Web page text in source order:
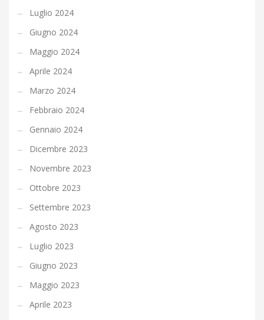
Luglio 2024
Giugno 2024
Maggio 2024
Aprile 2024
Marzo 2024
Febbraio 2024
Gennaio 2024
Dicembre 2023
Novembre 2023
Ottobre 2023
Settembre 2023
Agosto 2023
Luglio 2023
Giugno 2023
Maggio 2023
Aprile 2023